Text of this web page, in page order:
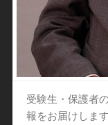
受験生・保護者
報をお届けしま